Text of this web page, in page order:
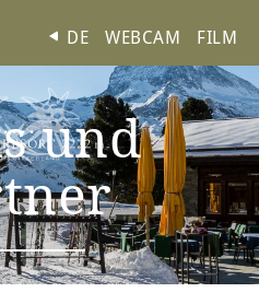
DE WEBCAM FILM
und